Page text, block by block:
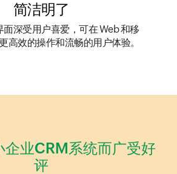
简洁明了
面深受用户喜爱，可在 Web 和移
高效的操作和流畅的用户体验。
企业CRM系统而广受好
评